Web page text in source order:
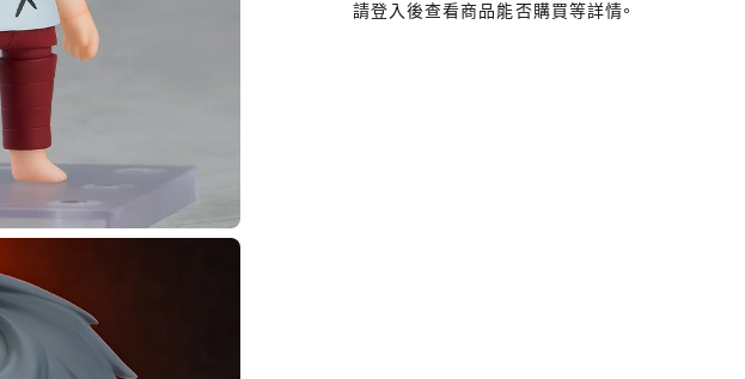
請登入後查看商品能否購買等詳情。